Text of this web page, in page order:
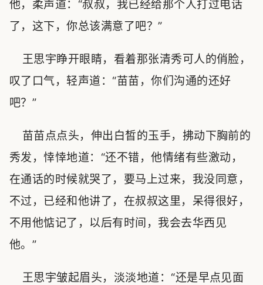
他，柔声道：“叔叔，我已经给那个人打过电话
了，这下，你总该满意了吧？”
王思宇睁开眼睛，看着那张清秀可人的俏脸，
叹了口气，轻声道：“苗苗，你们沟通的还好
吧？”
苗苗点点头，伸出白皙的玉手，拂动下胸前的
秀发，悻悻地道：“还不错，他情绪有些激动，
在通话的时候就哭了，要马上过来，我没同意，
不过，已经和他讲了，在叔叔这里，呆得很好，
不用他惦记了，以后有时间，我会去华西见
他。”
王思宇皱起眉头，淡淡地道：“还是早点见面